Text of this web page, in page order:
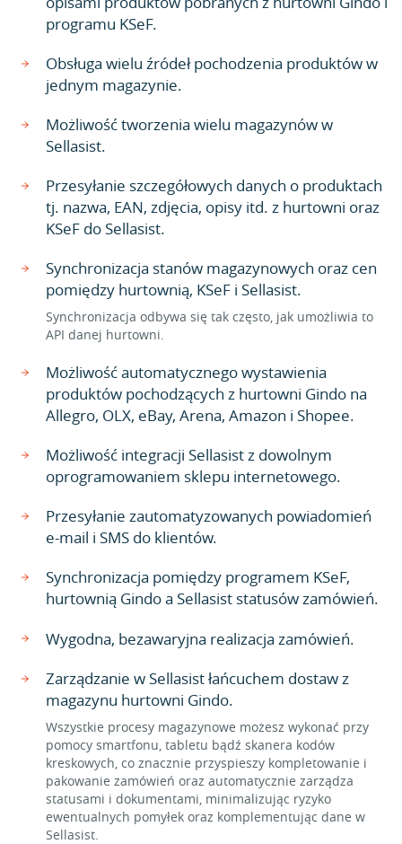
programu KSeF.
Obsługa wielu źródeł pochodzenia produktów w
jednym magazynie.
Możliwość tworzenia wielu magazynów w
Sellasist.
Przesyłanie szczegółowych danych o produktach
tj. nazwa, EAN, zdjęcia, opisy itd. z hurtowni oraz
KSeF do Sellasist.
Synchronizacja stanów magazynowych oraz cen
pomiędzy hurtownią, KSeF i Sellasist.
Synchronizacja odbywa się tak często, jak umożliwia to
API danej hurtowni.
Możliwość automatycznego wystawienia
produktów pochodzących z hurtowni Gindo na
Allegro, OLX, eBay, Arena, Amazon i Shopee.
Możliwość integracji Sellasist z dowolnym
oprogramowaniem sklepu internetowego.
Przesyłanie zautomatyzowanych powiadomień
e-mail i SMS do klientów.
Synchronizacja pomiędzy programem KSeF,
hurtownią Gindo a Sellasist statusów zamówień.
Wygodna, bezawaryjna realizacja zamówień.
Zarządzanie w Sellasist łańcuchem dostaw z
magazynu hurtowni Gindo.
Wszystkie procesy magazynowe możesz wykonać przy
pomocy smartfonu, tabletu bądź skanera kodów
kreskowych, co znacznie przyspieszy kompletowanie i
pakowanie zamówień oraz automatycznie zarządza
statusami i dokumentami, minimalizując ryzyko
ewentualnych pomyłek oraz komplementując dane w
Sellasist.